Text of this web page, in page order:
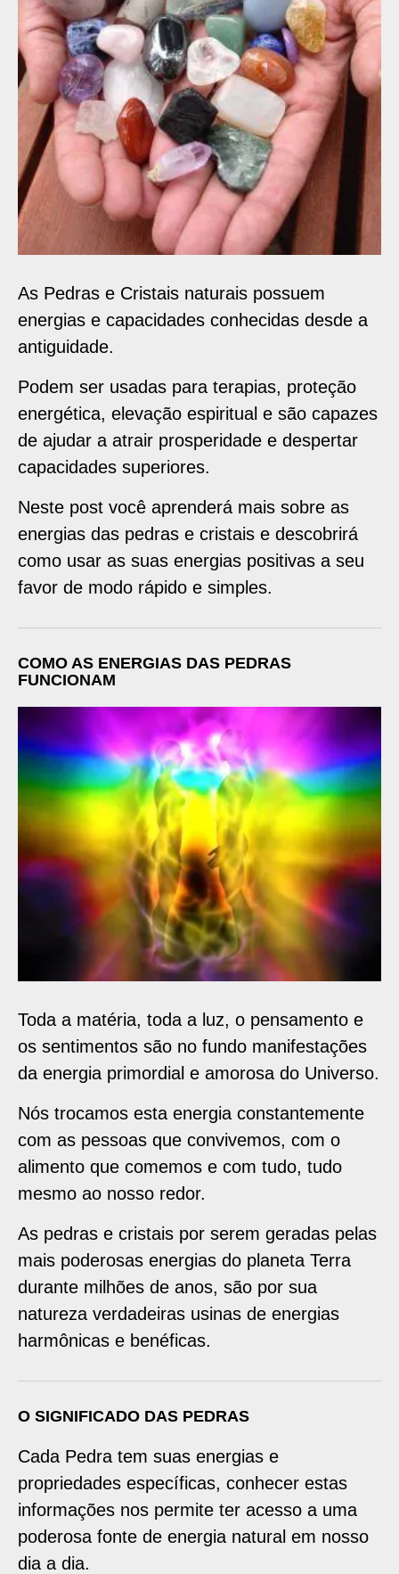
As Pedras e Cristais naturais possuem
energias e capacidades conhecidas desde a
antiguidade.
Podem ser usadas para terapias, proteção
energética, elevação espiritual e são capazes
de ajudar a atrair prosperidade e despertar
capacidades superiores.
Neste post você aprenderá mais sobre as
energias das pedras e cristais e descobrirá
como usar as suas energias positivas a seu
favor de modo rápido e simples.
COMO AS ENERGIAS DAS PEDRAS
FUNCIONAM
Toda a matéria, toda a luz, o pensamento e
os sentimentos são no fundo manifestações
da energia primordial e amorosa do Universo.
Nós trocamos esta energia constantemente
com as pessoas que convivemos, com o
alimento que comemos e com tudo, tudo
mesmo ao nosso redor.
As pedras e cristais por serem geradas pelas
mais poderosas energias do planeta Terra
durante milhões de anos, são por sua
natureza verdadeiras usinas de energias
harmônicas e benéficas.
O SIGNIFICADO DAS PEDRAS
Cada Pedra tem suas energias e
propriedades específicas, conhecer estas
informações nos permite ter acesso a uma
poderosa fonte de energia natural em nosso
dia a dia.